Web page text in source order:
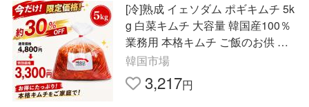
[冷]熟成 イェソダム ポギキムチ 5k
g 白菜キムチ 大容量 韓国産100％
業務用 本格キムチ ご飯のお供 お
つまみ まとめ買い 韓国市場
韓国市場
3,217円